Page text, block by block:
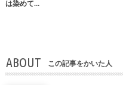
は染めて…
ABOUT この記事をかいた人